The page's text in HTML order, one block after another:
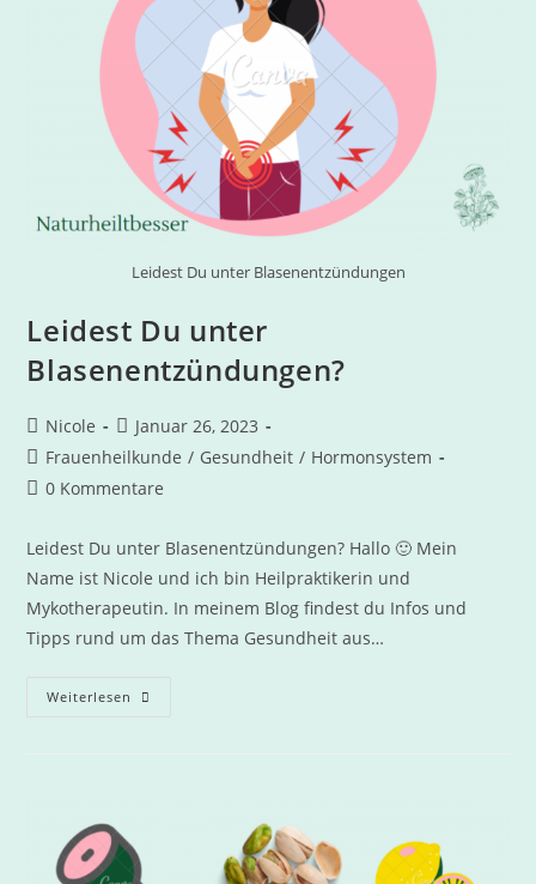
Leidest Du unter Blasenentzündungen
Leidest Du unter
Blasenentzündungen?
Nicole
Januar 26, 2023
Frauenheilkunde / Gesundheit / Hormonsystem
0 Kommentare
Leidest Du unter Blasenentzündungen? Hallo 🙂 Mein
Name ist Nicole und ich bin Heilpraktikerin und
Mykotherapeutin. In meinem Blog findest du Infos und
Tipps rund um das Thema Gesundheit aus…
Weiterlesen